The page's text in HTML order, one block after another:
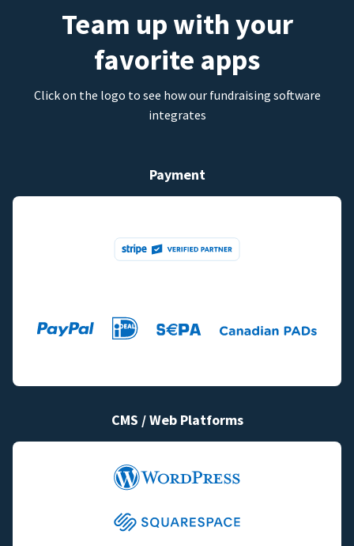
Team up with your
favorite apps
Click on the logo to see how our fundraising software
integrates
Payment
CMS / Web Platforms